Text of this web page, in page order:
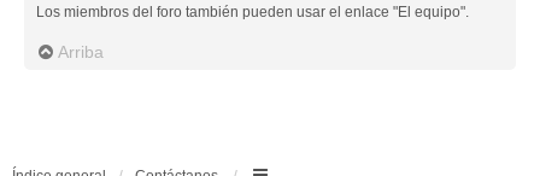
Los miembros del foro también pueden usar el enlace "El equipo".
Arriba